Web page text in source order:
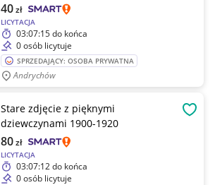
LICYTACJA
40zł
03:07:15do końca
0 osób licytuje
SPRZEDAJĄCY: OSOBA PRYWATNA
Andrychów
Stare zdjęcie z pięknymi
dziewczynami 1900-1920
LICYTACJA
80zł
03:07:12do końca
0 osób licytuje